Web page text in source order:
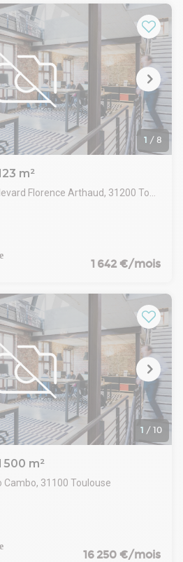
toulousaine, facilitant les
et visiteurs.
places de stationnement
pratique et un accès facile
1 / 8
m²
Florence Arthaud, 31200 Toulouse
une surface de bureaux de 123.14
à proximité immédiate de la
avec la climatisation. Terrasse
les parties communes
1 642 €/mois
1 / 10
500 m²
Cambo, 31100 Toulouse
au sein d'un immeuble de bureaux
bureaux cloisonnés au R+1 et 500
chaussée.
16 250 €/mois